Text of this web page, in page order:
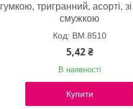
гумкою, тригранний, асорті, зі
смужкою
BM.8510
5,42 ₴
В наявності
Купити